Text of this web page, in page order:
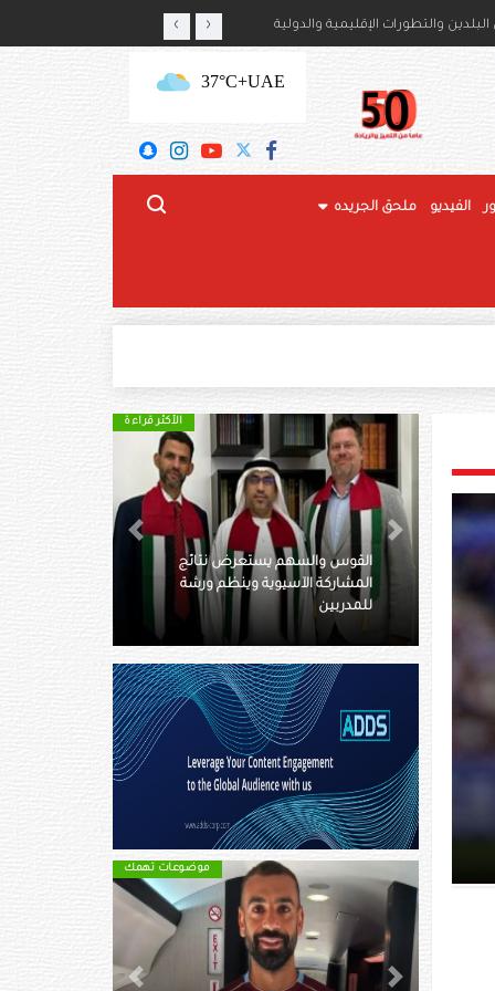
حمود بن سعود بن عبدالعزيز آل سعود ‹ ›
UAE
+37°C
الفيديو ملحق الجريده
الأكثر قراءة
نتائج
ورشة
الأكثر قراءة
كم يبلغ ميراث بيليه ومن هم
ورثته؟
Previous
Next
موضوعات تهمك